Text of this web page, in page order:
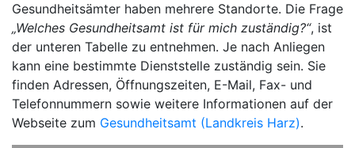
Gesundheitsämter haben mehrere Standorte. Die Frage
„Welches Gesundheitsamt ist für mich zuständig?“, ist
der unteren Tabelle zu entnehmen. Je nach Anliegen
kann eine bestimmte Dienststelle zuständig sein. Sie
finden Adressen, Öffnungszeiten, E-Mail, Fax- und
Telefonnummern sowie weitere Informationen auf der
Webseite zum Gesundheitsamt (Landkreis Harz).